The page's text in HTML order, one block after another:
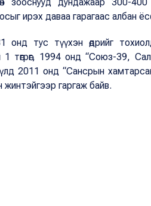
зооснууд дундажаар 300-400
ирэх даваа гарагаас албан
онд тус түүхэн өдрийг
1 төгрөг, 1994 онд “Союз-39,
2011 онд “Сансрын
гаргаж байв.